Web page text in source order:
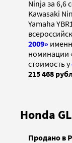
Ninja за 6,6
Kawasaki
Yamaha
2009»
номинации
стоимость у
215 468
Honda
Продано в